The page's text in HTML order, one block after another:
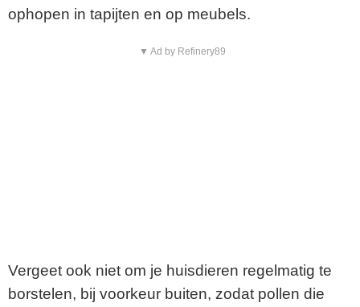
ophopen in tapijten en op meubels.
▼ Ad by Refinery89
Vergeet ook niet om je huisdieren regelmatig te
borstelen, bij voorkeur buiten, zodat pollen die